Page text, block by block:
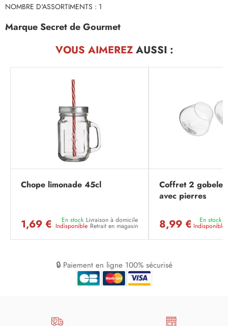
NOMBRE D'ASSORTIMENTS : 1
Marque Secret de Gourmet
VOUS AIMEREZAUSSI :
Chope limonade 45cl
1,69 € En stock Livraison à domicile
Indisponible Retrait en magasin
Coffret 2
avec pierres
8,99 € En stock
Indisponible
🔒 Paiement en ligne 100% sécurisé